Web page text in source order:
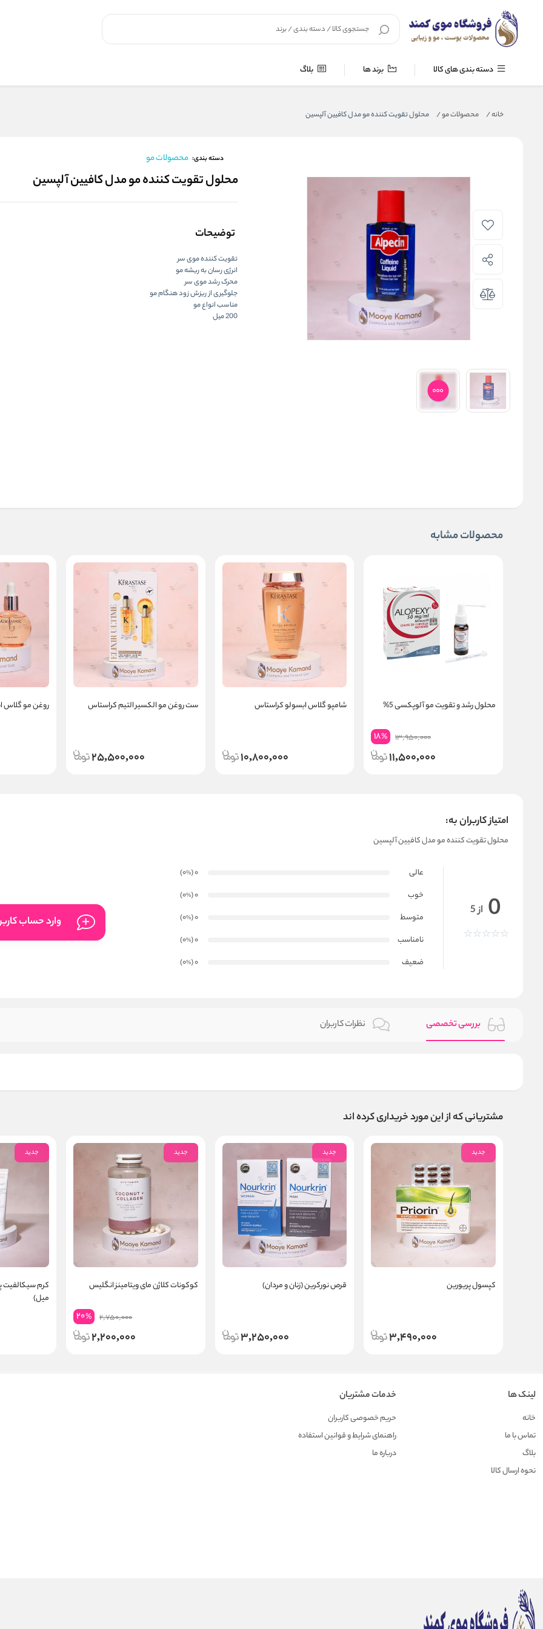
دسته بندی های کالا برند ها بلاگ
خانه/ محصولات مو/ محلول تقویت کننده مو مدل کافیین آلپسین
دسته بندی: محصولات مو
محلول تقویت کننده مو مدل کافیین آلپسین
توضیحات
تقویت کننده موی سر
انرژی رسان به ریشه مو
محرک رشد موی سر
جلوگیری از ریزش زود هنگام مو
مناسب انواع مو
200 میل
محصولات مشابه
محلول رشد و تقویت مو آلوپکسی 5%
13,950,000
18%
11,500,000
شامپو گلاس ابسولو کراستاس
10,800,000
ست روغن مو الکسیر التیم کراستاس
25,500,000
روغن مو گلاس
امتیاز کاربران به:
محلول تقویت کننده مو مدل کافیین آلپسین
0 از 5
عالی 0
(0
%
)
خوب
0
(0
%
)
متوسط
0
(0
%
)
نامناسب
0
(0
%
)
ضعیف
0
(0
%
)
وارد حساب
بررسی تخصصی نظرات کاربران
مشتریانی که از این مورد خریداری کرده اند
جدید
کپسول پریورین
3,490,000
جدید
قرص نورکرین (زنان و مردان)
3,250,000
جدید
کوکونات کلاژن مای ویتامینز انگلیس
2,750,000
20%
2,200,000
جدید
میل)
لینک ها
خانه
تماس با ما
بلاگ
نحوه ارسال کالا
خدمات مشتریان
حریم خصوصی کاربران
راهنمای شرایط و قوانین استفاده
درباره ما